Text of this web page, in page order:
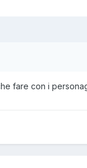
fare con i